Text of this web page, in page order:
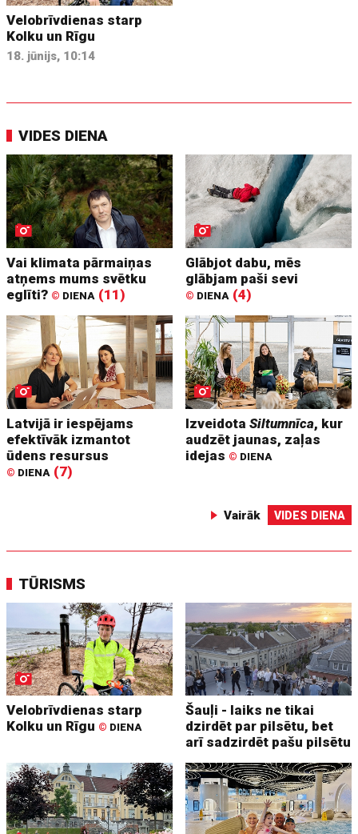
Velobrīvdienas starp
Kolku un Rīgu
18. jūnijs, 10:14
VIDES DIENA
Vai klimata pārmaiņas
atņems mums svētku
eglīti? © DIENA (11)
Glābjot dabu, mēs
glābjam paši sevi
© DIENA (4)
Latvijā ir iespējams
efektīvāk izmantot
ūdens resursus
© DIENA (7)
IzveidotaSiltumnīca, kur
audzēt jaunas, zaļas
idejas © DIENA
Vairāk VIDES DIENA
TŪRISMS
Velobrīvdienas starp
Kolku un Rīgu © DIENA
Šauļi - laiks ne tikai
dzirdēt par pilsētu, bet
arī sadzirdēt pašu pilsētu